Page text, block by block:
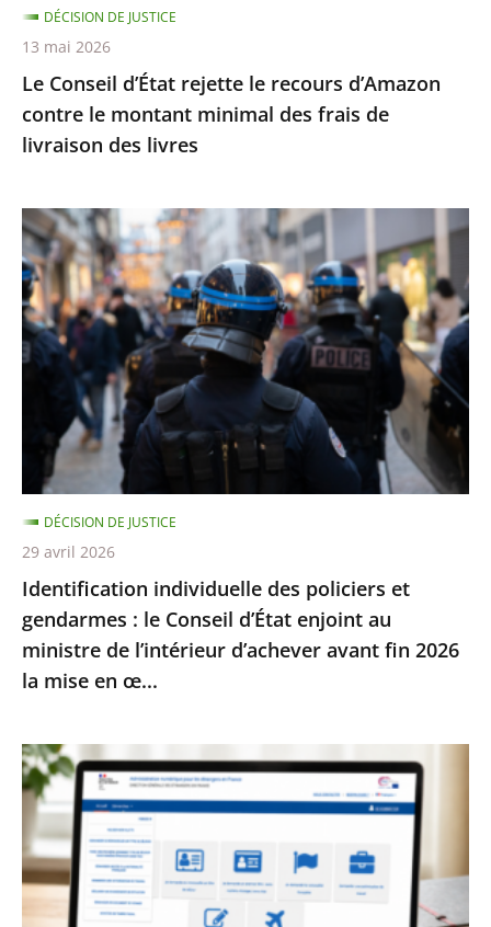
minimal
des
frais
de
livraison
livres
Le Conseil d’État rejette le recours d’Amazon
contre le montant minimal des frais de
livraison des livres
DÉCISION DE JUSTICE
13 mai 2026
Identification
individuelle
des
policiers
et
gendarmes
Conseil
d’État
enjoint
au
ministre
de
l’intérieur
d’achever
fin
2026
la
mise
en
œ...
Identification individuelle des policiers et
gendarmes : le Conseil d’État enjoint au
ministre de l’intérieur d’achever avant fin 2026
la mise en œ...
DÉCISION DE JUSTICE
29 avril 2026
Services
publics
le
Conseil